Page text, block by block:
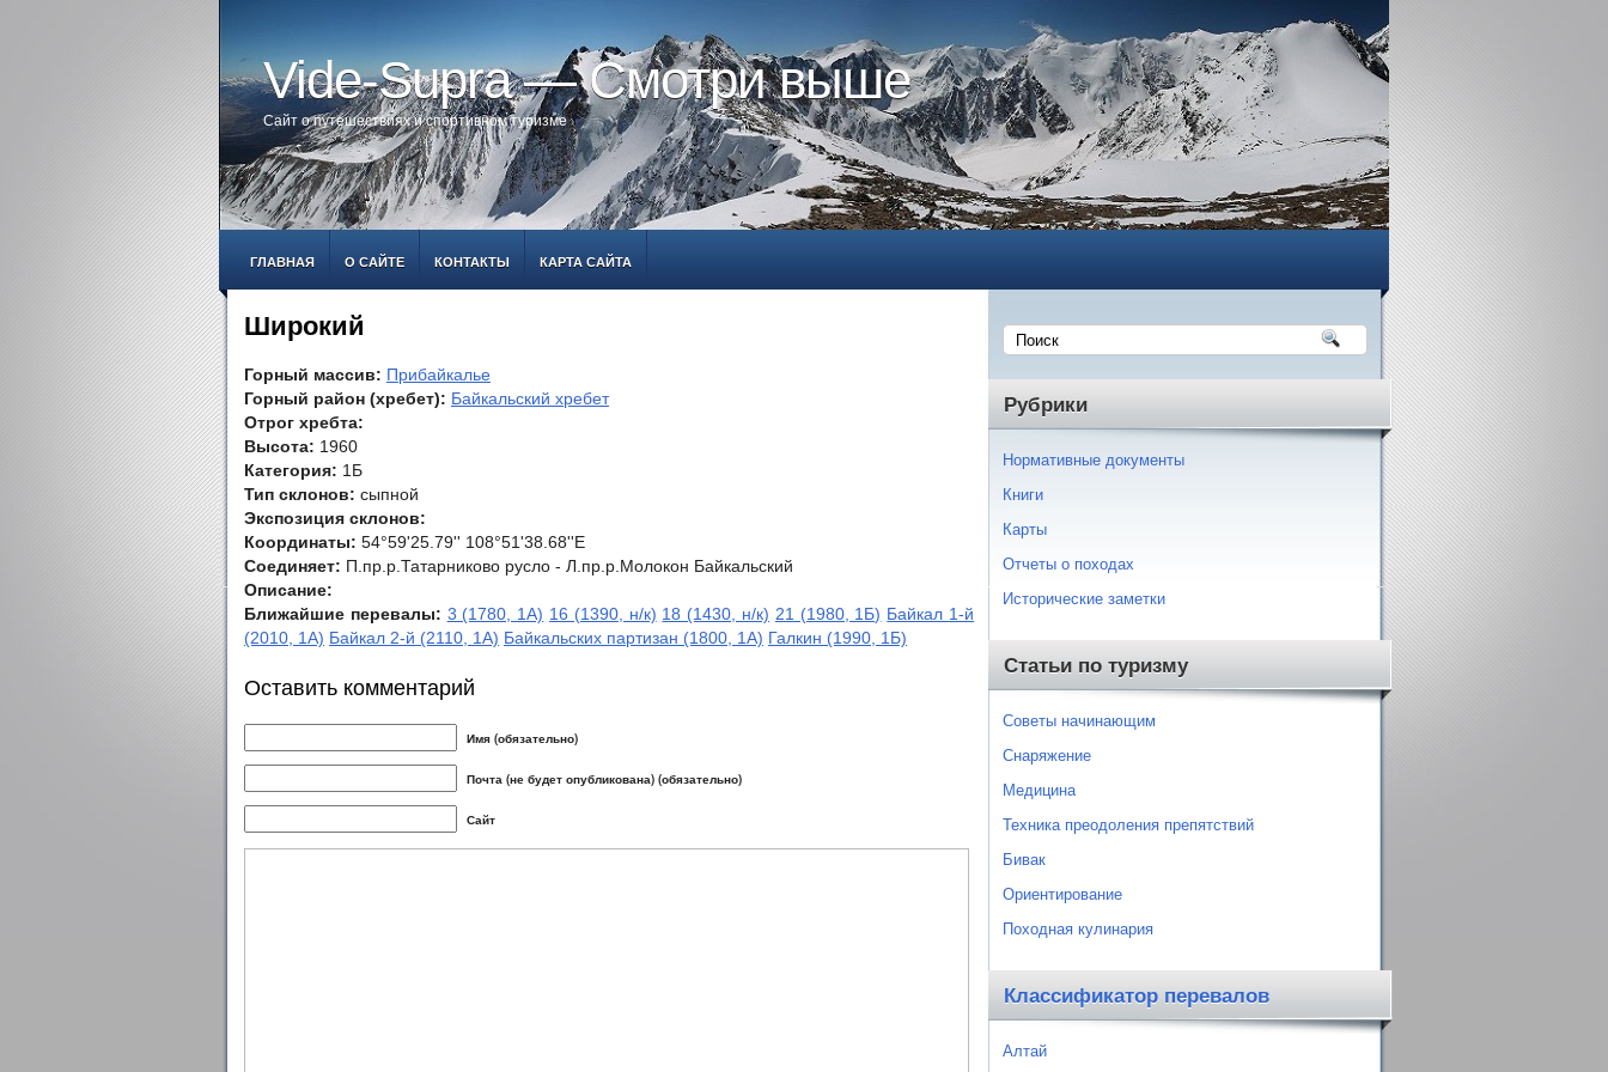
Vide-Supra — Смотри выше
Сайт о путешествиях и спортивном туризме
ГЛАВНАЯ О САЙТЕ КОНТАКТЫ КАРТА САЙТА
Широкий
Горный массив: Прибайкалье
Горный район (хребет): Байкальский хребет
Отрог хребта:
Высота: 1960
Категория: 1Б
Тип склонов: сыпной
Экспозиция склонов:
Координаты: 54°59'25.79'' 108°51'38.68''E
Соединяет: П.пр.р.Татарниково русло - Л.пр.р.Молокон Байкальский
Описание:
Ближайшие перевалы: 3 (1780, 1А) 16 (1390, н/к) 18 (1430, н/к) 21 (1980, 1Б) Байкал 1-й
(2010, 1А) Байкал 2-й (2110, 1А) Байкальских партизан (1800, 1А) Галкин (1990, 1Б)
Оставить комментарий
Имя (обязательно)
Почта (не будет опубликована) (обязательно)
Сайт
Рубрики
Нормативные документы
Книги
Карты
Отчеты о походах
Исторические заметки
Статьи по туризму
Советы начинающим
Снаряжение
Медицина
Техника преодоления препятствий
Бивак
Ориентирование
Походная кулинария
Классификатор перевалов
Алтай